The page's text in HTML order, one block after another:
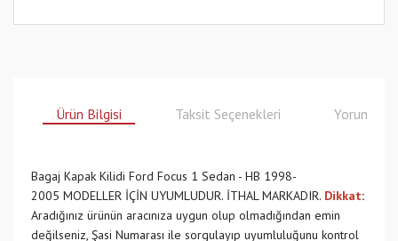
Ürün Bilgisi Taksit Seçenekleri Yorumlar
Bagaj Kapak Kilidi Ford Focus 1 Sedan - HB 1998-
2005 MODELLER İÇİN UYUMLUDUR. İTHAL MARKADIR. Dikkat:
Aradığınız ürünün aracınıza uygun olup olmadığından emin
değilseniz, Şasi Numarası ile sorgulayıp uyumluluğunu kontrol